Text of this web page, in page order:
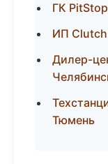
ГК
ИП
Дилер-
Тюмень